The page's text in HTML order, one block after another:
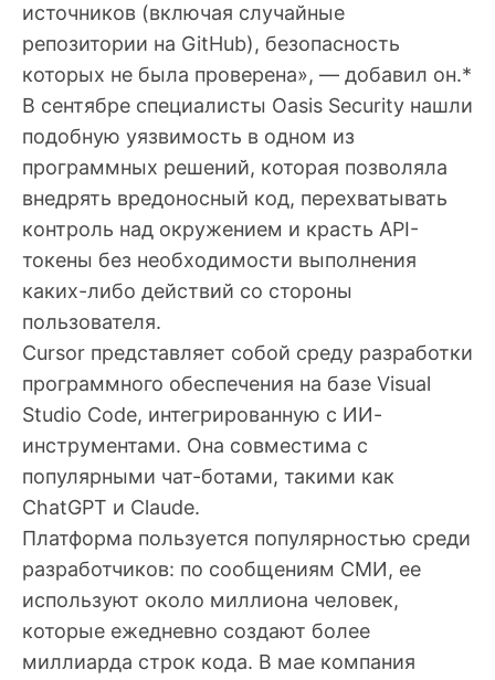
источников (включая случайные
репозитории на GitHub), безопасность
которых не была проверена», — добавил он.*
В сентябре специалисты Oasis Security нашли
подобную уязвимость в одном из
программных решений, которая позволяла
внедрять вредоносный код, перехватывать
контроль над окружением и красть API-
токены без необходимости выполнения
каких-либо действий со стороны
пользователя.
Cursor представляет собой среду разработки
программного обеспечения на базе Visual
Studio Code, интегрированную с ИИ-
инструментами. Она совместима с
популярными чат-ботами, такими как
ChatGPT и Claude.
Платформа пользуется популярностью среди
разработчиков: по сообщениям СМИ, ее
используют около миллиона человек,
которые ежедневно создают более
миллиарда строк кода. В мае компания